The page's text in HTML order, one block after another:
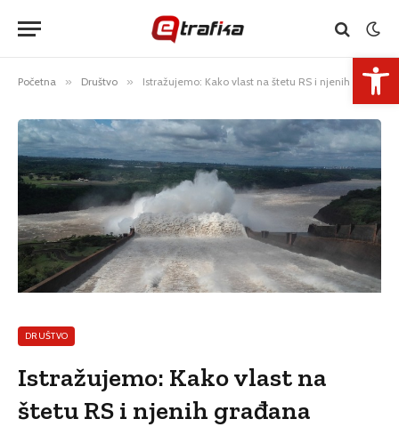
Početna » Društvo » Istražujemo: Kako vlast na štetu RS i njenih građana finansira koncesionare?
DRUŠTVO
Istražujemo: Kako vlast na
štetu RS i njenih građana